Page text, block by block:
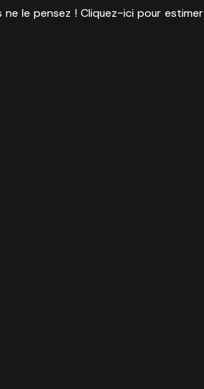
le pensez ! Cliquez-ici pour estimer